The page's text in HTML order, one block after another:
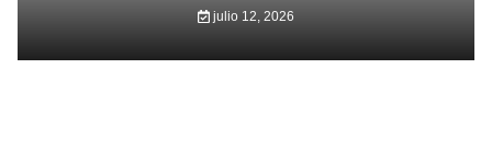
julio 12, 2026